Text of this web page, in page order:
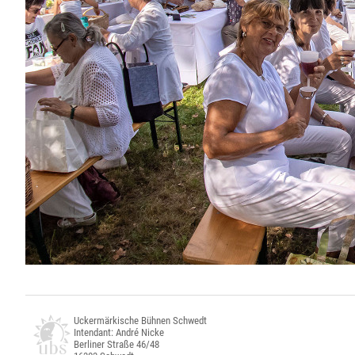
Uckermärkische Bühnen Schwedt
Intendant: André Nicke
Berliner Straße 46/48